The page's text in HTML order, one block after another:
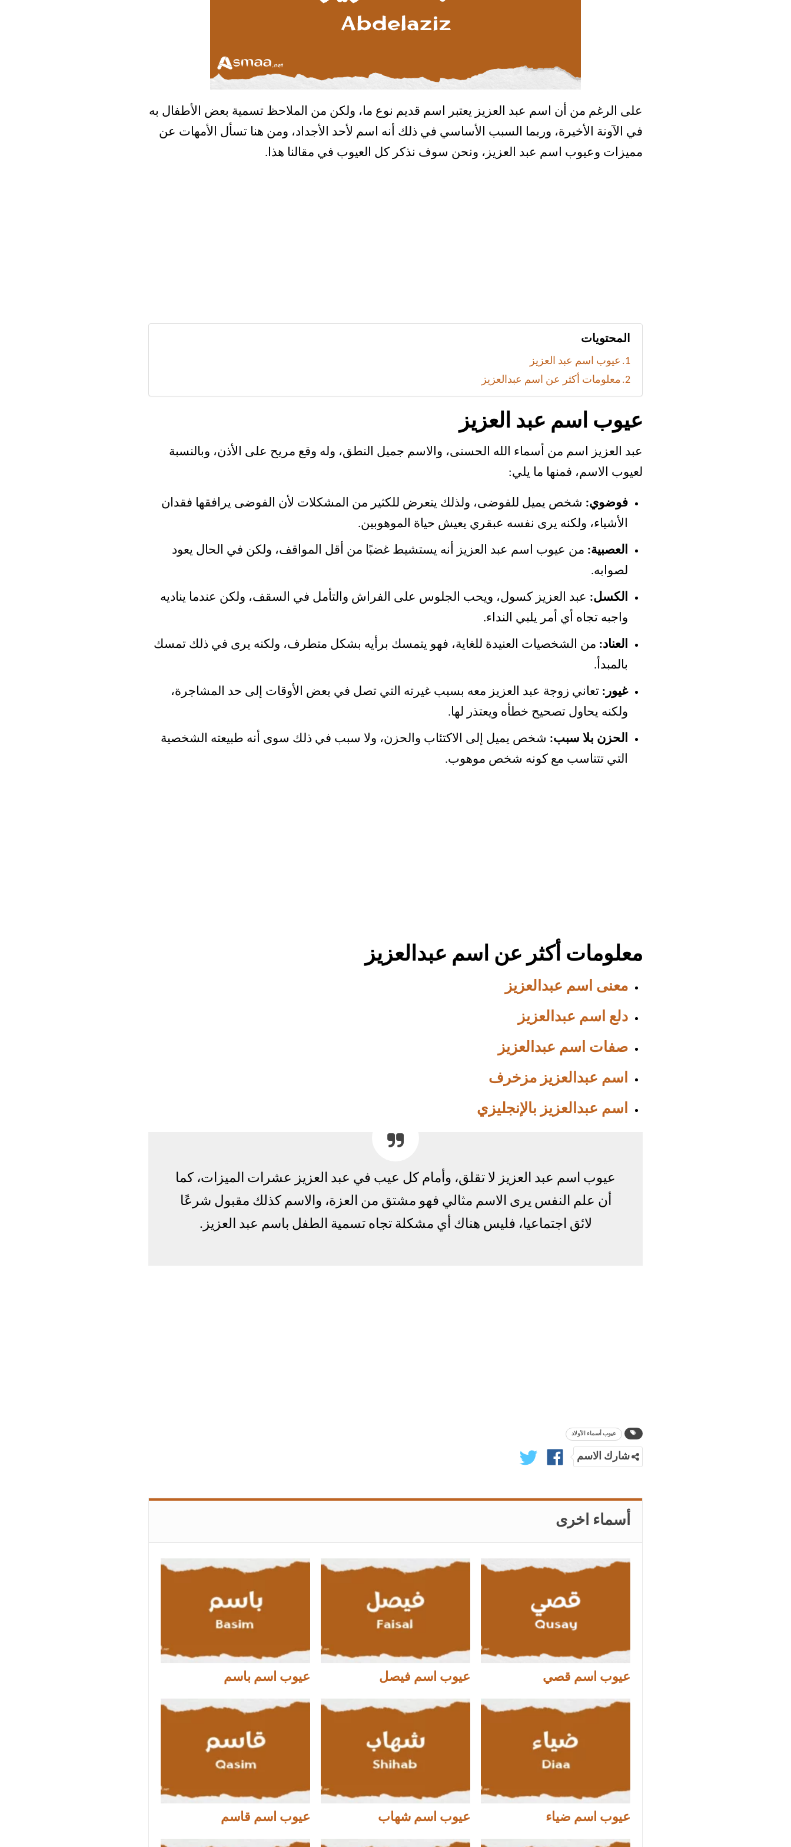
على الرغم من أن اسم عبد العزيز يعتبر اسم قديم نوع ما، ولكن من الملاحظ تسمية بعض الأطفال به
في الآونة الأخيرة، وربما السبب الأساسي في ذلك أنه اسم لأحد الأجداد، ومن هنا تسأل الأمهات عن
مميزات وعيوب اسم عبد العزيز، ونحن سوف نذكر كل العيوب في مقالنا هذا.
المحتويات
عيوب اسم عبد العزيز
معلومات أكثر عن اسم عبدالعزيز
عيوب اسم عبد العزيز
عبد العزيز اسم من أسماء الله الحسنى، والاسم جميل النطق، وله وقع مريح على الأذن، وبالنسبة
لعيوب الاسم، فمنها ما يلي:
فوضوي: شخص يميل للفوضى، ولذلك يتعرض للكثير من المشكلات لأن الفوضى يرافقها فقدان
الأشياء، ولكنه يرى نفسه عبقري يعيش حياة الموهوبين.
العصبية: من عيوب اسم عبد العزيز أنه يستشيط غضبًا من أقل المواقف، ولكن في الحال يعود
لصوابه.
الكسل: عبد العزيز كسول، ويحب الجلوس على الفراش والتأمل في السقف، ولكن عندما يناديه
واجبه تجاه أي أمر يلبي النداء.
العناد: من الشخصيات العنيدة للغاية، فهو يتمسك برأيه بشكل متطرف، ولكنه يرى في ذلك تمسك
بالمبدأ.
غيور: تعاني زوجة عبد العزيز معه بسبب غيرته التي تصل في بعض الأوقات إلى حد المشاجرة،
ولكنه يحاول تصحيح خطأه ويعتذر لها.
الحزن بلا سبب: شخص يميل إلى الاكتئاب والحزن، ولا سبب في ذلك سوى أنه طبيعته الشخصية
التي تتناسب مع كونه شخص موهوب.
معلومات أكثر عن اسم عبدالعزيز
معنى اسم عبدالعزيز
دلع اسم عبدالعزيز
صفات اسم عبدالعزيز
اسم عبدالعزيز مزخرف
اسم عبدالعزيز بالإنجليزي
عيوب اسم عبد العزيز لا تقلق، وأمام كل عيب في عبد العزيز عشرات الميزات، كما
أن علم النفس يرى الاسم مثالي فهو مشتق من العزة، والاسم كذلك مقبول شرعًا
لائق اجتماعيا، فليس هناك أي مشكلة تجاه تسمية الطفل باسم عبد العزيز.
عيوب أسماء الأولاد
شارك الاسم
أسماء اخرى
عيوب اسم قصي عيوب اسم فيصل عيوب اسم باسم
عيوب اسم ضياء عيوب اسم شهاب عيوب اسم قاسم